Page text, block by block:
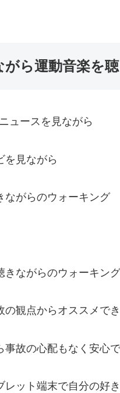
がら運動音楽を
ュースを見ながら
を見ながら
ながらのウォーキング
きながらのウォーキング
観点からオススメでき
故の心配もなく安心で
レット端末で自分の好